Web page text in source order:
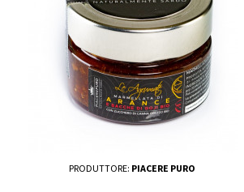
PRODUTTORE: PIACERE PURO